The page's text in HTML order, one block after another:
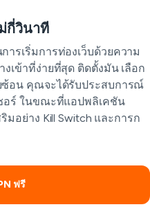
กี่วินาที
ารเริ่มการท่องเว็บด้วยความ
เข้าที่ง่ายที่สุด ติดตั้งมัน เลือก
ซ้อน คุณจะได้รับประสบการณ์
อร์ ในขณะที่แอปพลิเคชัน
มอย่าง Kill Switch และการก
ฟรี